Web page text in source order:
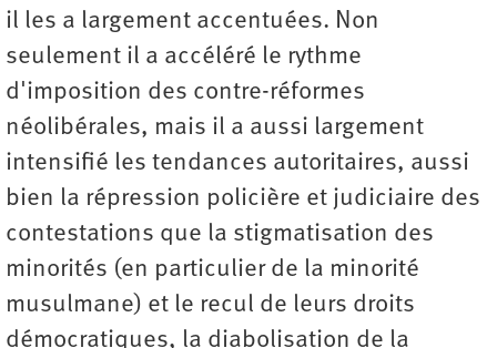
il les a largement accentuées. Non
seulement il a accéléré le rythme
d'imposition des contre-réformes
néolibérales, mais il a aussi largement
intensifié les tendances autoritaires, aussi
bien la répression policière et judiciaire des
contestations que la stigmatisation des
minorités (en particulier de la minorité
musulmane) et le recul de leurs droits
démocratiques, la diabolisation de la